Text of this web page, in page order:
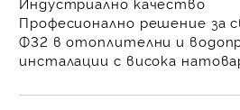
Професионално решение за
Ф32 в отоплителни и
инсталации с висока